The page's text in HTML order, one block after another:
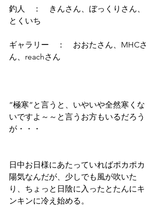
釣人　：　きんさん、ぼっくりさん、
とくいち
ギャラリー　：　おおたさん、MHCさ
ん、reachさん
”極寒”と言うと、いやいや全然寒くな
いですよ～～と言うお方もいるだろう
が・・・
日中お日様にあたっていればポカポカ
陽気なんだが、少しでも風が吹いた
り、ちょっと日陰に入ったとたんにキ
ンキンに冷え始める。